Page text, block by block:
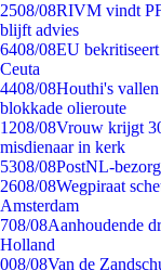
2508/08RIVM vindt
blijft advies
6408/08EU
Ceuta
4408/08Houthi's vallen
blokkade olieroute
1208/08Vrouw krijgt
misdienaar in kerk
5308/08PostNL-
2608/08Wegpiraat
Amsterdam
708/08Aanhoudende
Holland
008/08Van de